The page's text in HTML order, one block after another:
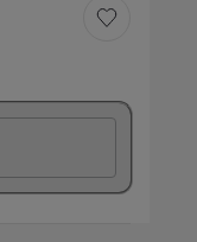
Sauvegarder le